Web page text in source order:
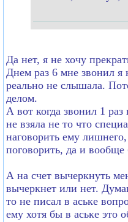
Да нет, я не хочу
Днем раз 6 мне звонил я
реально не слышала.
делом.
А вот когда звонил 1
не взяла не то что
наговорить ему
поговорить, да и вообще
А на счет вычеркнуть
вычеркнет или нет.
то не писал в аське
ему хотя бы в аське это